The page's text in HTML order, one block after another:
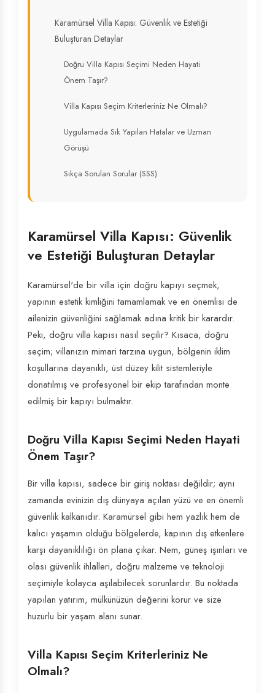
Karamürsel Villa Kapısı: Güvenlik ve Estetiği
Buluşturan Detaylar
Doğru Villa Kapısı Seçimi Neden Hayati
Önem Taşır?
Villa Kapısı Seçim Kriterleriniz Ne Olmalı?
Uygulamada Sık Yapılan Hatalar ve Uzman
Görüşü
Sıkça Sorulan Sorular (SSS)
Karamürsel Villa Kapısı: Güvenlik
ve Estetiği Buluşturan Detaylar
Karamürsel'de bir villa için doğru kapıyı seçmek,
yapının estetik kimliğini tamamlamak ve en önemlisi de
ailenizin güvenliğini sağlamak adına kritik bir karardır.
Peki, doğru villa kapısı nasıl seçilir? Kısaca, doğru
seçim; villanızın mimari tarzına uygun, bölgenin iklim
koşullarına dayanıklı, üst düzey kilit sistemleriyle
donatılmış ve profesyonel bir ekip tarafından monte
edilmiş bir kapıyı bulmaktır.
Doğru Villa Kapısı Seçimi Neden Hayati
Önem Taşır?
Bir villa kapısı, sadece bir giriş noktası değildir; aynı
zamanda evinizin dış dünyaya açılan yüzü ve en önemli
güvenlik kalkanıdır. Karamürsel gibi hem yazlık hem de
kalıcı yaşamın olduğu bölgelerde, kapının dış etkenlere
karşı dayanıklılığı ön plana çıkar. Nem, güneş ışınları ve
olası güvenlik ihlalleri, doğru malzeme ve teknoloji
seçimiyle kolayca aşılabilecek sorunlardır. Bu noktada
yapılan yatırım, mülkünüzün değerini korur ve size
huzurlu bir yaşam alanı sunar.
Villa Kapısı Seçim Kriterleriniz Ne
Olmalı?